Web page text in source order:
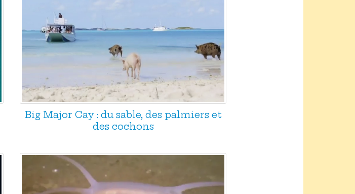
Big Major Cay : du sable, des palmiers et
des cochons